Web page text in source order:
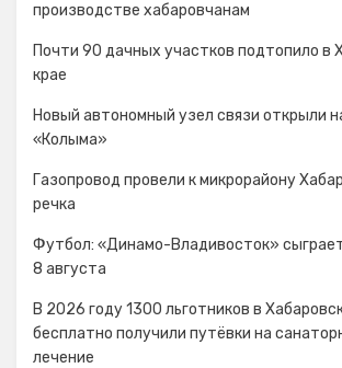
производстве хабаровчанам
Почти 90 дачных участков подтопило в
крае
Новый автономный узел связи открыли
«Колыма»
Газопровод провели к микрорайону
речка
Футбол: «Динамо-Владивосток»
8 августа
В 2026 году 1300 льготников в
бесплатно получили путёвки на
лечение